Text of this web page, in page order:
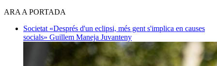
ARA A PORTADA
Societat «Després d'un eclipsi, més gent s'implica en causes
socials» Guillem Maneja Juvanteny